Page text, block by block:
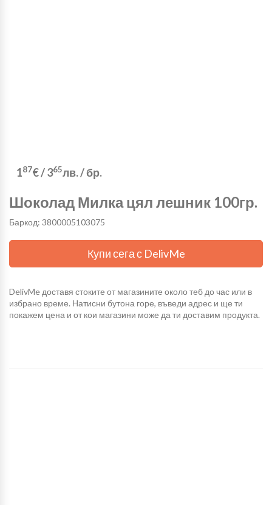
187€/365лв./ бр.
Шоколад Милка цял лешник 100гр.
Баркод: 3800005103075
Купи сега с DelivMe
DelivMe доставя стоките от магазините около теб до час или в
избрано време. Натисни бутона горе, въведи адрес и ще ти
покажем цена и от кои магазини може да ти доставим продукта.